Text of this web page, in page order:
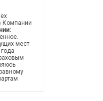
Компании
мест